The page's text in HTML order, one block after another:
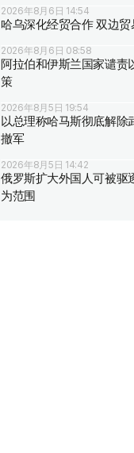
2026年8月6日 14:54
哈乌深化经贸合作 双边
2026年8月6日 08:58
阿拉伯和伊斯兰国家谴责
策
2026年8月5日 19:54
以总理称哈马斯彻底解除
撤军
2026年8月5日 14:42
俄罗斯扩大外国人可被驱
为范围